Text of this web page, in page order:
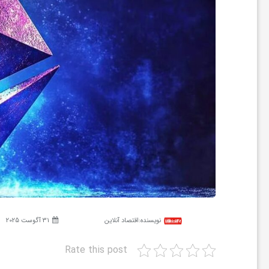
نویسنده:اقتصاد آنلاین 31 آگوست 2025
Rate this post